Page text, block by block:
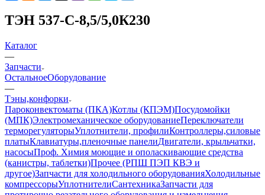
ТЭН 537-С-8,5/5,0К230
Каталог
—
Запчасти
ОстальноеОборудование
—
Тэны,конфорки
Пароконвектоматы (ПКА)Котлы (КПЭМ)Посудомойки
(МПК)Электромеханическое оборудованиеПереключатели
терморегуляторыУплотнители, профилиКонтроллеры,силовые
платыКлавиатуры,пленочные панелиДвигатели, крыльчатки,
насосыПроф. Химия моющие и ополаскивающие средства
(канистры, таблетки)Прочее (РПШ ПЭП КВЭ и
другое)Запчасти для холодильного оборудованияХолодильные
компрессорыУплотнителиСантехникаЗапчасти для